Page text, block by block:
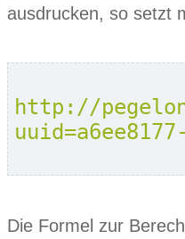
ausdrucken, so setzt
http://
Die Formel zur